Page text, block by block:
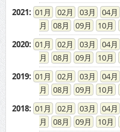
2021: 01 02 03 04
08
09 10
2020: 01 02 03 04
08
09 10
2019: 01 02 03 04
08
09 10
2018: 01 02 03 04
08
09 10